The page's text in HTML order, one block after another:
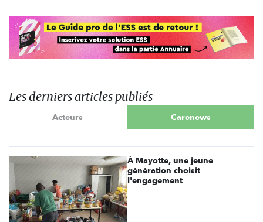
Les derniers articles publiés
Acteurs Carenews
À Mayotte, une jeune
génération choisit
l'engagement